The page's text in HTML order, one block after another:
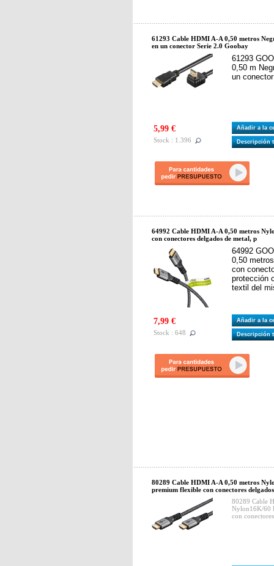
61293 Cable HDMI A-A 0,50 metros
en un conector Serie 2.0 Goobay
61293
0,50 m
un
5,99 €
Stock : 1.396
Añadir a la
Descripción
64992 Cable HDMI A-A 0,50 metros
con conectores delgados de metal, p
64992
0,50
con
protección
textil del
7,99 €
Stock : 648
Añadir a la
Descripción
80289 Cable HDMI A-A 0,50 metros
premium flexible con conectores
80289 Cable
Nylon16K/60
con